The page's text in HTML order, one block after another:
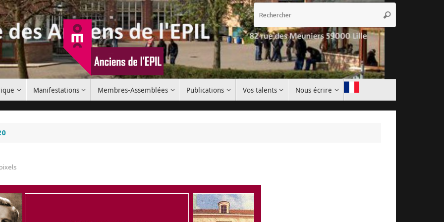
Rechercher
Manifestations Membres-Assemblées Publications Vos talents Nous écrire